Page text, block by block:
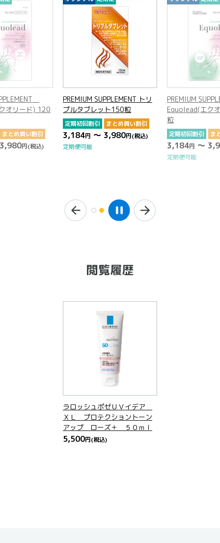
) 120
引
込)
PREMIUM SUPPLEMENT トリ
プルタブレット150粒
定期初回割引 まとめ買い割引
3,184 ～ 3,980円 (税込)
定期便可能
PREMIUM SUPPLEMENT
Equolead(エクオリード)
粒
定期初回割引 まとめ買い割
～ 3,980円 (税
閲覧履歴
ラロッシュポゼＵＶイデア
ＸＬ プロテクショントーン
アップ ローズ＋ ５０ｍｌ
5,500円(税込)